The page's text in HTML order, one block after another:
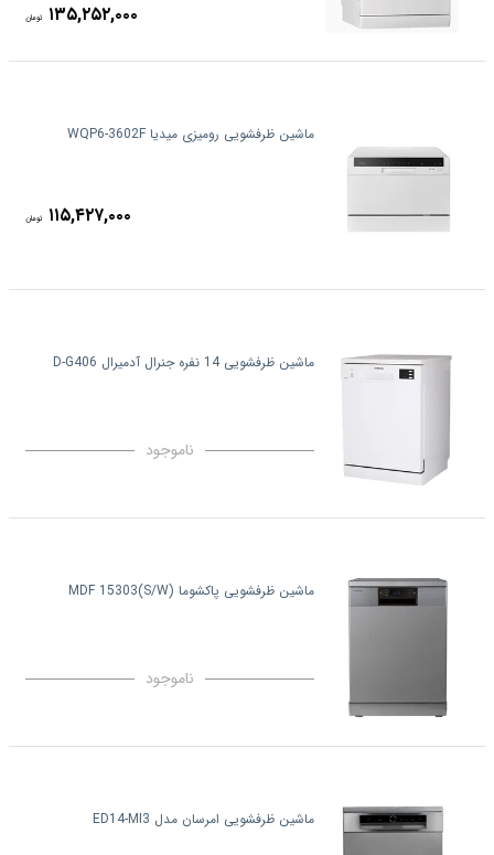
۱۳۵,۲۵۲,۰۰۰ تومان
ماشین ظرفشویی رومیزی میدیا WQP6-3602F
۱۱۵,۴۲۷,۰۰۰ تومان
ماشین ظرفشویی 14 نفره جنرال آدمیرال D-G406
ناموجود
ماشین ظرفشویی پاکشوما MDF 15303(S/W)
ناموجود
ماشین ظرفشویی امرسان مدل ED14-MI3